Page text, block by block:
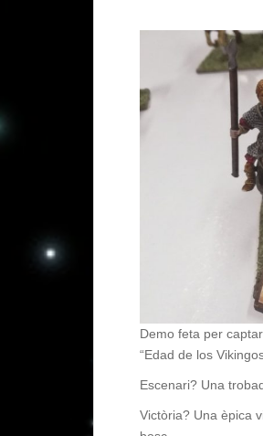
Demo feta per
“Edad de los
Escenari? Una
Victòria? Una èpica